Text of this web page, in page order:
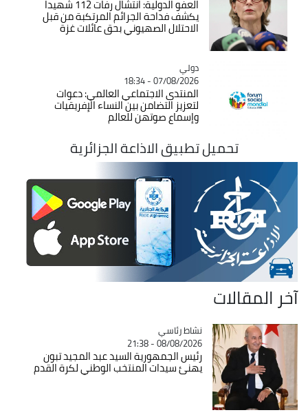
العفو الدولية: انتشال رفات 112 شهيدا
يكشف فداحة الجرائم المرتكبة من قبل
الاحتلال الصهيوني بحق عائلات غزة
Catégorie
دولي
07/08/2026 - 18:34
المنتدى الاجتماعي العالمي: دعوات
لتعزيز التضامن بين النساء الإفريقيات
وإسماع صوتهن للعالم
تحميل تطبيق الاذاعة الجزائرية
آخر المقالات
Catégorie
نشاط رئاسي
08/08/2026 - 21:38
رئيس الجمهورية السيد عبد المجيد تبون
يهنئ سيدات المنتخب الوطني لكرة القدم